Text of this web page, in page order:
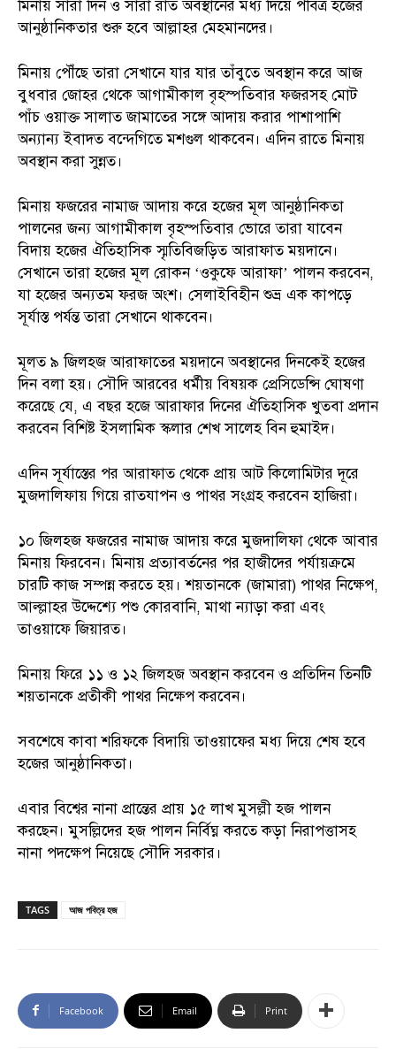
মিনায় সারা দিন ও সারা রাত অবস্থানের মধ্য দিয়ে পবিত্র হজের
আনুষ্ঠানিকতার শুরু হবে আল্লাহর মেহমানদের।
মিনায় পৌঁছে তারা সেখানে যার যার তাঁবুতে অবস্থান করে আজ
বুধবার জোহর থেকে আগামীকাল বৃহস্পতিবার ফজরসহ মোট
পাঁচ ওয়াক্ত সালাত জামাতের সঙ্গে আদায় করার পাশাপাশি
অন্যান্য ইবাদত বন্দেগিতে মশগুল থাকবেন। এদিন রাতে মিনায়
অবস্থান করা সুন্নত।
মিনায় ফজরের নামাজ আদায় করে হজের মূল আনুষ্ঠানিকতা
পালনের জন্য আগামীকাল বৃহস্পতিবার ভোরে তারা যাবেন
বিদায় হজের ঐতিহাসিক স্মৃতিবিজড়িত আরাফাত ময়দানে।
সেখানে তারা হজের মূল রোকন ‘ওকুফে আরাফা’ পালন করবেন,
যা হজের অন্যতম ফরজ অংশ। সেলাইবিহীন শুভ্র এক কাপড়ে
সূর্যাস্ত পর্যন্ত তারা সেখানে থাকবেন।
মূলত ৯ জিলহজ আরাফাতের ময়দানে অবস্থানের দিনকেই হজের
দিন বলা হয়। সৌদি আরবের ধর্মীয় বিষয়ক প্রেসিডেন্সি ঘোষণা
করেছে যে, এ বছর হজে আরাফার দিনের ঐতিহাসিক খুতবা প্রদান
করবেন বিশিষ্ট ইসলামিক স্কলার শেখ সালেহ বিন হুমাইদ।
এদিন সূর্যাস্তের পর আরাফাত থেকে প্রায় আট কিলোমিটার দূরে
মুজদালিফায় গিয়ে রাতযাপন ও পাথর সংগ্রহ করবেন হাজিরা।
১০ জিলহজ ফজরের নামাজ আদায় করে মুজদালিফা থেকে আবার
মিনায় ফিরবেন। মিনায় প্রত্যাবর্তনের পর হাজীদের পর্যায়ক্রমে
চারটি কাজ সম্পন্ন করতে হয়। শয়তানকে (জামারা) পাথর নিক্ষেপ,
আল্ল্লাহর উদ্দেশ্যে পশু কোরবানি, মাথা ন্যাড়া করা এবং
তাওয়াফে জিয়ারত।
মিনায় ফিরে ১১ ও ১২ জিলহজ অবস্থান করবেন ও প্রতিদিন তিনটি
শয়তানকে প্রতীকী পাথর নিক্ষেপ করবেন।
সবশেষে কাবা শরিফকে বিদায়ি তাওয়াফের মধ্য দিয়ে শেষ হবে
হজের আনুষ্ঠানিকতা।
এবার বিশ্বের নানা প্রান্তের প্রায় ১৫ লাখ মুসল্লী হজ পালন
করছেন। মুসল্লিদের হজ পালন নির্বিঘ্ন করতে কড়া নিরাপত্তাসহ
নানা পদক্ষেপ নিয়েছে সৌদি সরকার।
TAGS আজ পবিত্র হজ
Facebook Email Print